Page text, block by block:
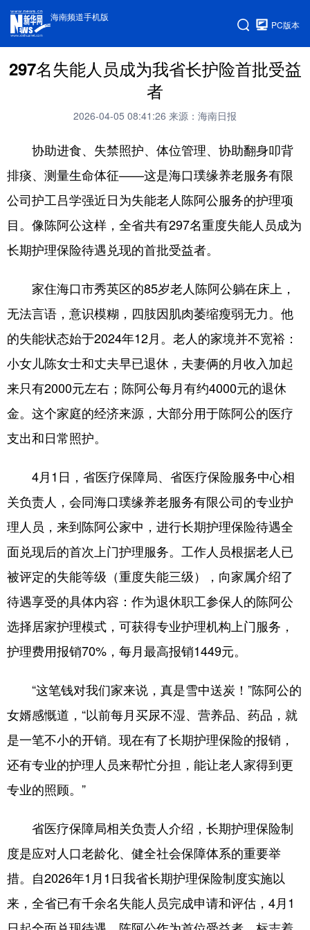
海南频道手机版
PC版本
297名失能人员成为我省长护险首批受益
者
2026-04-05 08:41:26 来源：海南日报
协助进食、失禁照护、体位管理、协助翻身叩背
排痰、测量生命体征——这是海口璞缘养老服务有限
公司护工吕学强近日为失能老人陈阿公服务的护理项
目。像陈阿公这样，全省共有297名重度失能人员成为
长期护理保险待遇兑现的首批受益者。
家住海口市秀英区的85岁老人陈阿公躺在床上，
无法言语，意识模糊，四肢因肌肉萎缩瘦弱无力。他
的失能状态始于2024年12月。老人的家境并不宽裕：
小女儿陈女士和丈夫早已退休，夫妻俩的月收入加起
来只有2000元左右；陈阿公每月有约4000元的退休
金。这个家庭的经济来源，大部分用于陈阿公的医疗
支出和日常照护。
4月1日，省医疗保障局、省医疗保险服务中心相
关负责人，会同海口璞缘养老服务有限公司的专业护
理人员，来到陈阿公家中，进行长期护理保险待遇全
面兑现后的首次上门护理服务。工作人员根据老人已
被评定的失能等级（重度失能三级），向家属介绍了
待遇享受的具体内容：作为退休职工参保人的陈阿公
选择居家护理模式，可获得专业护理机构上门服务，
护理费用报销70%，每月最高报销1449元。
“这笔钱对我们家来说，真是雪中送炭！”陈阿公的
女婿感慨道，“以前每月买尿不湿、营养品、药品，就
是一笔不小的开销。现在有了长期护理保险的报销，
还有专业的护理人员来帮忙分担，能让老人家得到更
专业的照顾。”
省医疗保障局相关负责人介绍，长期护理保险制
度是应对人口老龄化、健全社会保障体系的重要举
措。自2026年1月1日我省长期护理保险制度实施以
来，全省已有千余名失能人员完成申请和评估，4月1